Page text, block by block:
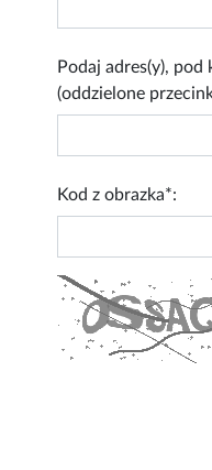
Podaj adres(y), pod
(oddzielone
Kod z obrazka*: